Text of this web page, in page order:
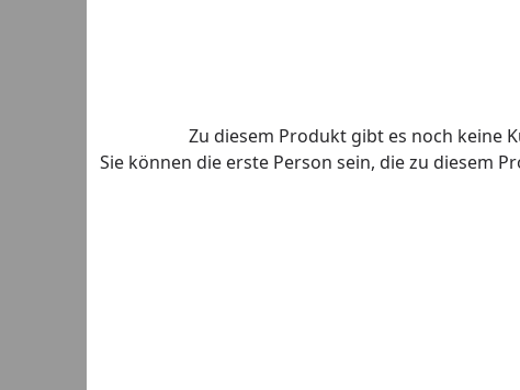
Zu diesem Produkt gibt es noch keine
Sie können die erste Person sein, die zu diesem